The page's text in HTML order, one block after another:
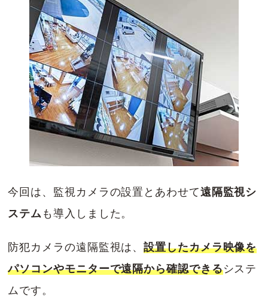
今回は、監視カメラの設置とあわせて遠隔監視シ
ステム も導入しました。
防犯カメラの遠隔監視は、設置したカメラ映像を
パソコンやモニターで遠隔から確認できるシステ
ムです。